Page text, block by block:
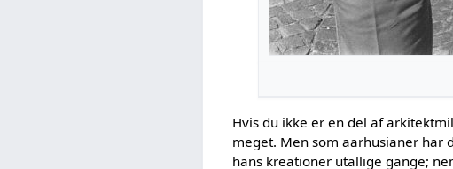
Hvis du ikke er en del af
meget. Men som aarhusianer har
hans kreationer utallige gange;